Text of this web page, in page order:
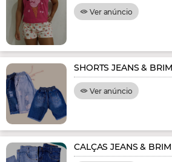
Ver anúncio
SHORTS JEANS & BRIM
Ver anúncio
CALÇAS JEANS & BRIM